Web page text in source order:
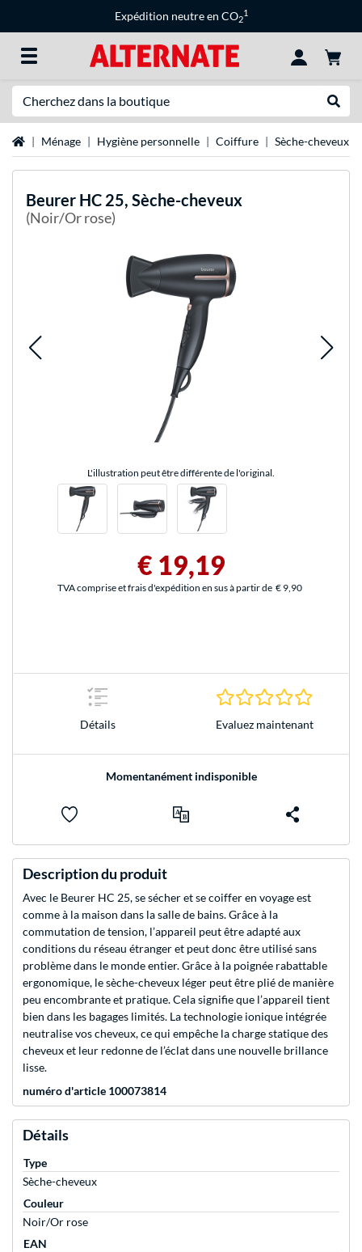
Expédition neutre en CO2
1
Page d'accueil
Ménage Hygiène personnelle Coiffure Sèche-cheveux
Beurer HC 25, Sèche-cheveux
(Noir/Or rose)
L'illustration peut être différente de l'original.
€ 19,19
TVA comprise et frais d'expédition en sus à partir de € 9,90
Détails Evaluez maintenant
Momentanément indisponible
Description du produit
Avec le Beurer HC 25, se sécher et se coiffer en voyage est
comme à la maison dans la salle de bains. Grâce à la
commutation de tension, l’appareil peut être adapté aux
conditions du réseau étranger et peut donc être utilisé sans
problème dans le monde entier. Grâce à la poignée rabattable
ergonomique, le sèche-cheveux léger peut être plié de manière
peu encombrante et pratique. Cela signifie que l’appareil tient
bien dans les bagages limités. La technologie ionique intégrée
neutralise vos cheveux, ce qui empêche la charge statique des
cheveux et leur redonne de l’éclat dans une nouvelle brillance
lisse.
numéro d'article 100073814
Détails
Type
Sèche-cheveux
Couleur
Noir/Or rose
EAN